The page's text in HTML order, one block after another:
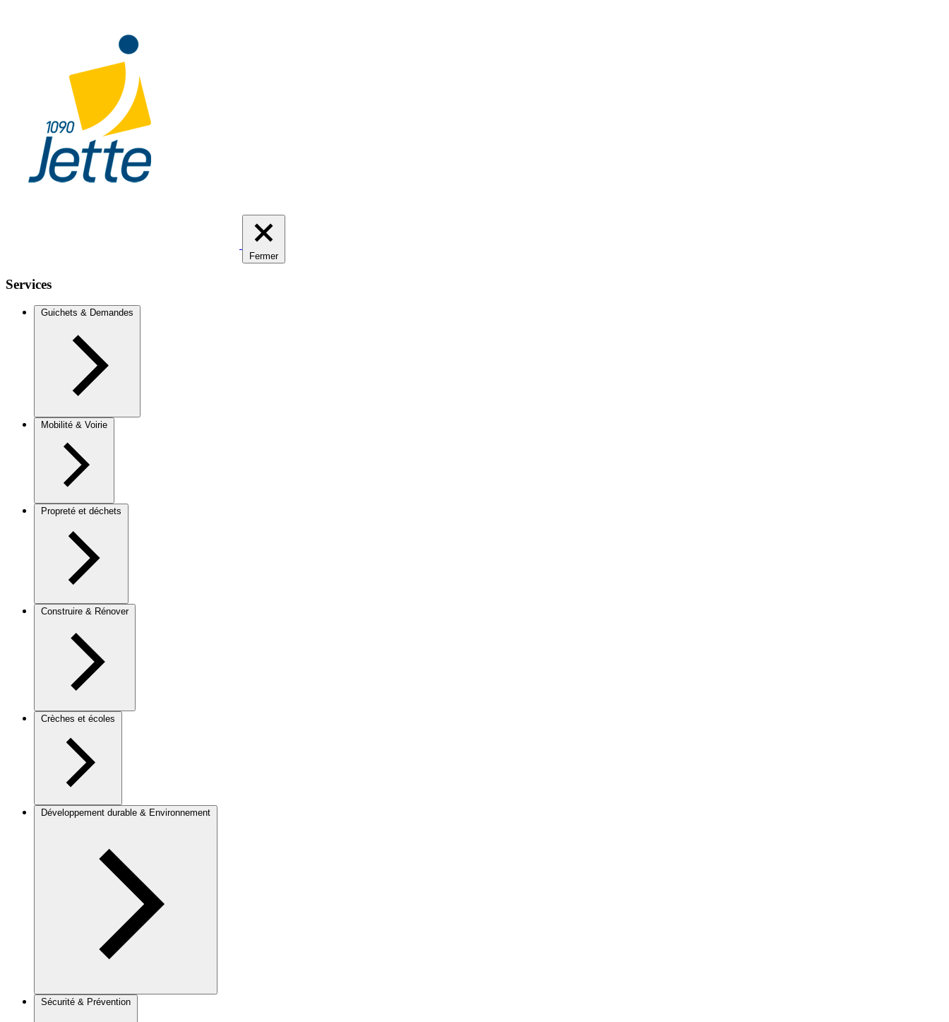
Fermer
Services
Guichets & Demandes
Mobilité & Voirie
Propreté et déchets
Construire & Rénover
Crèches et écoles
Développement durable & Environnement
Sécurité & Prévention